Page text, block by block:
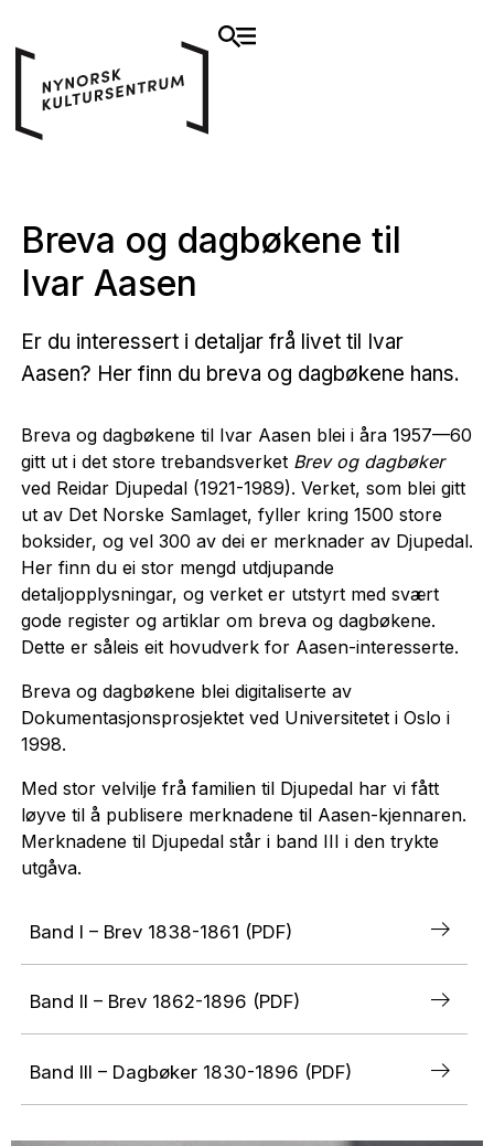
Breva og dagbøkene til
Ivar Aasen
Er du interessert i detaljar frå livet til Ivar
Aasen? Her finn du breva og dagbøkene hans.
Breva og dagbøkene til Ivar Aasen blei i åra 1957—60
gitt ut i det store trebandsverket Brev og dagbøker
ved Reidar Djupedal (1921-1989). Verket, som blei gitt
ut av Det Norske Samlaget, fyller kring 1500 store
boksider, og vel 300 av dei er merknader av Djupedal.
Her finn du ei stor mengd utdjupande
detaljopplysningar, og verket er utstyrt med svært
gode register og artiklar om breva og dagbøkene.
Dette er såleis eit hovudverk for Aasen-interesserte.
Breva og dagbøkene blei digitaliserte av
Dokumentasjonsprosjektet ved Universitetet i Oslo i
1998.
Med stor velvilje frå familien til Djupedal har vi fått
løyve til å publisere merknadene til Aasen-kjennaren.
Merknadene til Djupedal står i band III i den trykte
utgåva.
Band I – Brev 1838-1861 (PDF)
Band II – Brev 1862-1896 (PDF)
Band III – Dagbøker 1830-1896 (PDF)